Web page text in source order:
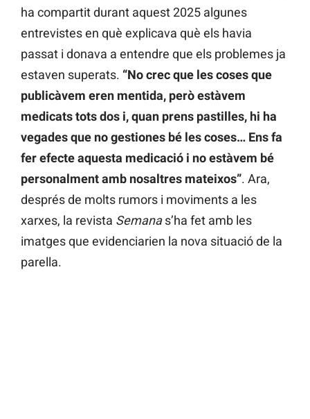
ha compartit durant aquest 2025 algunes
entrevistes en què explicava què els havia
passat i donava a entendre que els problemes ja
estaven superats. “No crec que les coses que
publicàvem eren mentida, però estàvem
medicats tots dos i, quan prens pastilles, hi ha
vegades que no gestiones bé les coses… Ens fa
fer efecte aquesta medicació i no estàvem bé
personalment amb nosaltres mateixos”. Ara,
després de molts rumors i moviments a les
xarxes, la revista Semanas’ha fet amb les
imatges que evidenciarien la nova situació de la
parella.